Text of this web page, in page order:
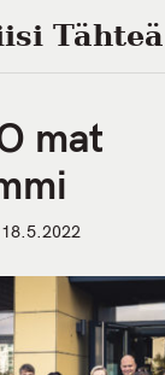
Tähteä
mat
18.5.2022